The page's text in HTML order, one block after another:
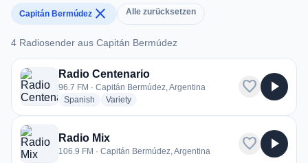
Capitán Bermúdez close Alle zurücksetzen
4 Radiosender aus Capitán Bermúdez
4 Radiosender aus Capitán Bermúdez
Radio Centenario
96.7 FM · Capitán Bermúdez, Argentina
Spanish radio stations
Varietyradio stations
favorite play_arrow
Radio Mix
106.9 FM · Capitán Bermúdez, Argentina favorite play_arrow